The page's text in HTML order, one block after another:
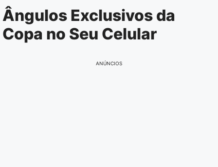
Pular
para
o
conteúdo
Ângulos Exclusivos da
Copa no Seu Celular
ANÚNCIOS